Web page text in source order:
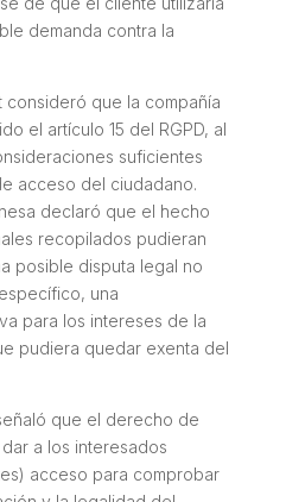
demanda contra la
consideró que la compañía
el artículo 15 del RGPD, al
suficientes
acceso del ciudadano.
declaró que el hecho
recopilados pudieran
posible disputa legal no
una
para los intereses de la
pudiera quedar exenta del
que el derecho de
a los interesados
acceso para comprobar